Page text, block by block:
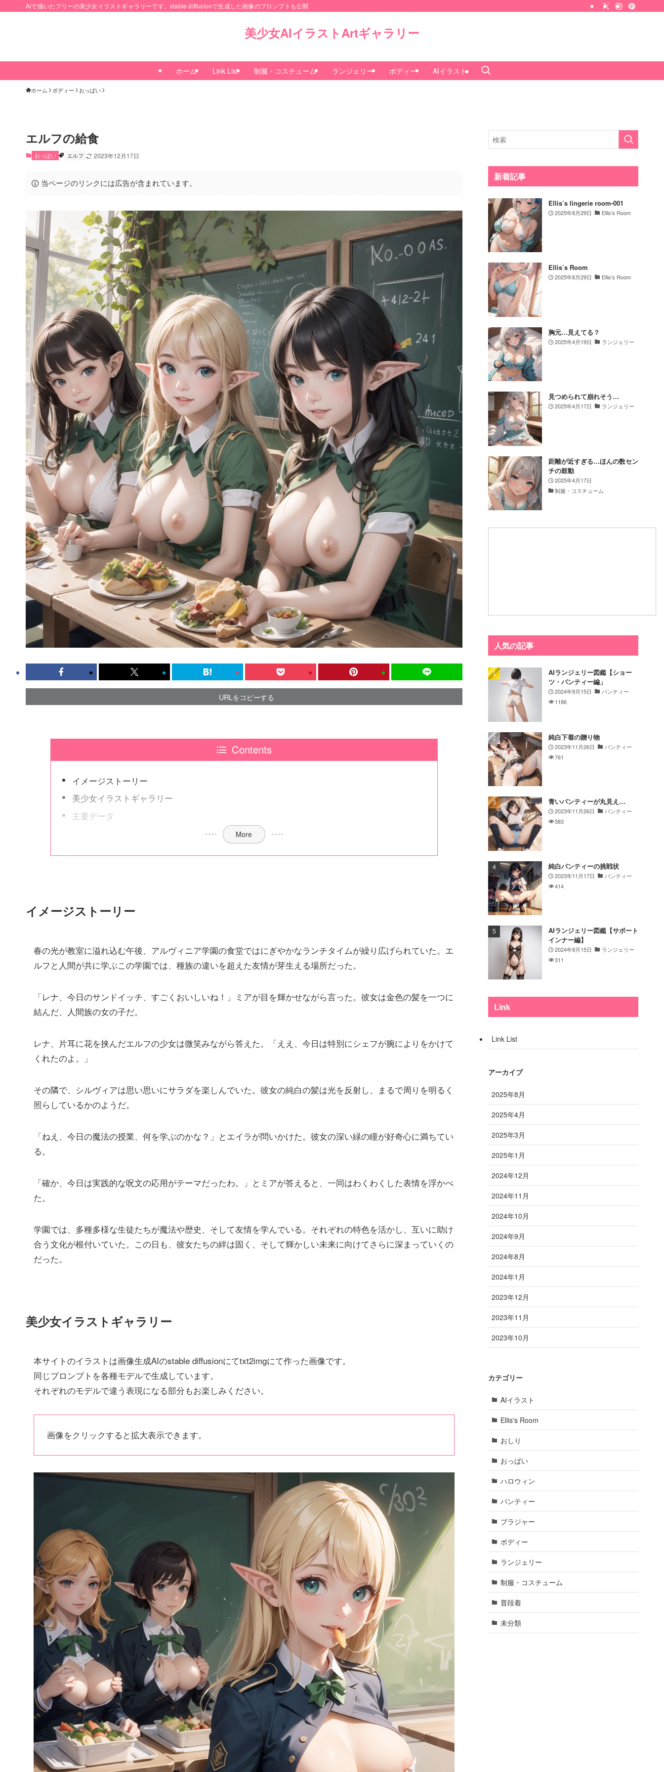
Aiで描いたフリーの美少女イラストギャラリーです。stable diffusionで生成した画像のプロンプトも公開
美少女AIイラストArtギャラリー
ホーム Link List 制服・コスチューム ランジェリー ボディー AIイラスト
ホーム ボディー おっぱい
エルフの給食
おっぱい エルフ 2023年12月17日
当ページのリンクには広告が含まれています。
URLをコピーする
Contents
イメージストーリー
美少女イラストギャラリー
主要データ
More
イメージストーリー
春の光が教室に溢れ込む午後、アルヴィニア学園の食堂ではにぎやかなランチタイムが繰り広げられていた。エ
ルフと人間が共に学ぶこの学園では、種族の違いを超えた友情が芽生える場所だった。
「レナ、今日のサンドイッチ、すごくおいしいね！」ミアが目を輝かせながら言った。彼女は金色の髪を一つに
結んだ、人間族の女の子だ。
レナ、片耳に花を挟んだエルフの少女は微笑みながら答えた。「ええ、今日は特別にシェフが腕によりをかけて
くれたのよ。」
その隣で、シルヴィアは思い思いにサラダを楽しんでいた。彼女の純白の髪は光を反射し、まるで周りを明るく
照らしているかのようだ。
「ねえ、今日の魔法の授業、何を学ぶのかな？」とエイラが問いかけた。彼女の深い緑の瞳が好奇心に満ちてい
る。
「確か、今日は実践的な呪文の応用がテーマだったわ。」とミアが答えると、一同はわくわくした表情を浮かべ
た。
学園では、多種多様な生徒たちが魔法や歴史、そして友情を学んでいる。それぞれの特色を活かし、互いに助け
合う文化が根付いていた。この日も、彼女たちの絆は固く、そして輝かしい未来に向けてさらに深まっていくの
だった。
美少女イラストギャラリー
本サイトのイラストは画像生成AIのstable diffusionにてtxt2imgにて作った画像です。
同じプロンプトを各種モデルで生成しています。
それぞれのモデルで違う表現になる部分もお楽しみください。
画像をクリックすると拡大表示できます。
新着記事
Ellis’s lingerie room-001
2025年8月29日 Ellis's Room
Ellis’s Room
2025年8月29日 Ellis's Room
胸元…見えてる？
2025年4月19日 ランジェリー
見つめられて崩れそう…
2025年4月17日 ランジェリー
距離が近すぎる…ほんの数セン
チの鼓動
2025年4月17日
制服・コスチューム
人気の記事
AIランジェリー図鑑【ショー
ツ・パンティー編」
2024年9月15日
パンティー
1186
純白下着の贈り物
2023年11月26日
パンティー
761
青いパンティーが丸見え…
2023年11月26日
パンティー
583
純白パンティーの挑戦状
2023年11月17日
パンティー
414
AIランジェリー図鑑【サポート
インナー編】
2024年9月15日
ランジェリー
311
Link
Link List
アーカイブ
2025年8月
2025年4月
2025年3月
2025年1月
2024年12月
2024年11月
2024年10月
2024年9月
2024年8月
2024年1月
2023年12月
2023年11月
2023年10月
カテゴリー
AIイラスト
Ellis's Room
おしり
おっぱい
ハロウィン
パンティー
ブラジャー
ボディー
ランジェリー
制服・コスチューム
普段着
未分類